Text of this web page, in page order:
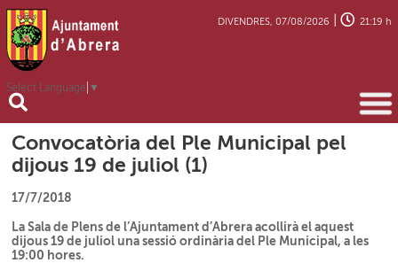
Select Language ▼
DIVENDRES, 07/08/2026 21:19 h
Convocatòria del Ple Municipal pel
dijous 19 de juliol (1)
17/7/2018
La Sala de Plens de l’Ajuntament d’Abrera acollirà el aquest
dijous 19 de juliol una sessió ordinària del Ple Municipal, a les
19:00 hores.